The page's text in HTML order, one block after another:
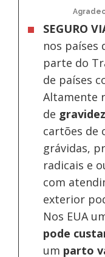
SEGURO
nos países
parte do
de países
Altamente
de gravidez
cartões de
grávidas,
radicais e
com
exterior
Nos EUA
pode
um parto